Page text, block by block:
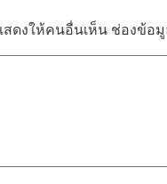
ดงให้คนอื่นเห็น ช่องข้อ